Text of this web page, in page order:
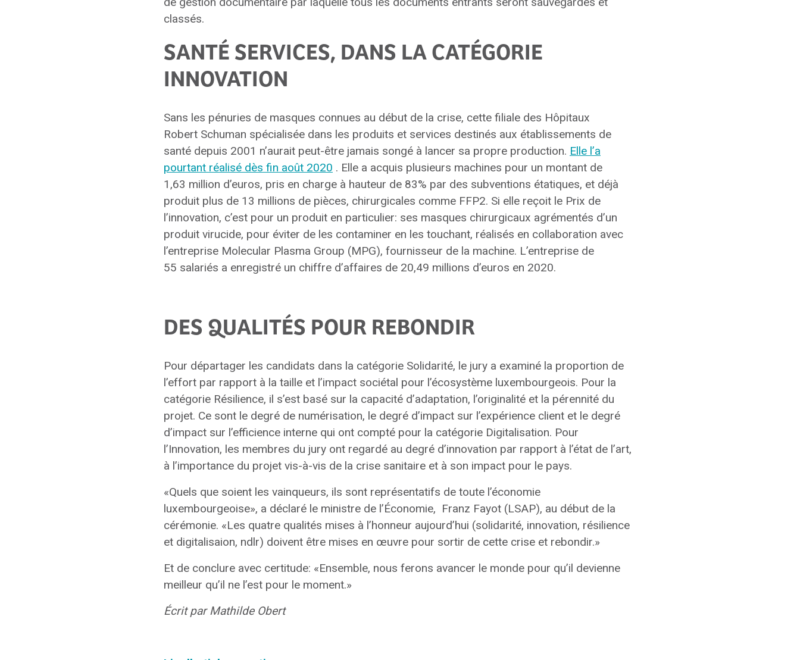
classés.
SANTÉ SERVICES, DANS LA CATÉGORIE
INNOVATION
Sans les pénuries de masques connues au début de la crise, cette filiale des Hôpitaux
Robert Schuman spécialisée dans les produits et services destinés aux établissements de
santé depuis 2001 n’aurait peut-être jamais songé à lancer sa propre production. Elle l’a
pourtant réalisé dès fin août 2020 . Elle a acquis plusieurs machines pour un montant de
1,63 million d’euros, pris en charge à hauteur de 83% par des subventions étatiques, et déjà
produit plus de 13 millions de pièces, chirurgicales comme FFP2. Si elle reçoit le Prix de
l’innovation, c’est pour un produit en particulier: ses masques chirurgicaux agrémentés d’un
produit virucide, pour éviter de les contaminer en les touchant, réalisés en collaboration avec
l’entreprise Molecular Plasma Group (MPG), fournisseur de la machine. L’entreprise de
55 salariés a enregistré un chiffre d’affaires de 20,49 millions d’euros en 2020.
DES QUALITÉS POUR REBONDIR
Pour départager les candidats dans la catégorie Solidarité, le jury a examiné la proportion de
l’effort par rapport à la taille et l’impact sociétal pour l’écosystème luxembourgeois. Pour la
catégorie Résilience, il s’est basé sur la capacité d’adaptation, l’originalité et la pérennité du
projet. Ce sont le degré de numérisation, le degré d’impact sur l’expérience client et le degré
d’impact sur l’efficience interne qui ont compté pour la catégorie Digitalisation. Pour
l’Innovation, les membres du jury ont regardé au degré d’innovation par rapport à l’état de l’art,
à l’importance du projet vis-à-vis de la crise sanitaire et à son impact pour le pays.
«Quels que soient les vainqueurs, ils sont représentatifs de toute l’économie
luxembourgeoise», a déclaré le ministre de l’Économie, Franz Fayot (LSAP), au début de la
cérémonie. «Les quatre qualités mises à l’honneur aujourd’hui (solidarité, innovation, résilience
et digitalisaion, ndlr) doivent être mises en œuvre pour sortir de cette crise et rebondir.»
Et de conclure avec certitude: «Ensemble, nous ferons avancer le monde pour qu’il devienne
meilleur qu’il ne l’est pour le moment.»
Écrit par Mathilde Obert